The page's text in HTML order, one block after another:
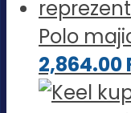
Polo
2,864.00